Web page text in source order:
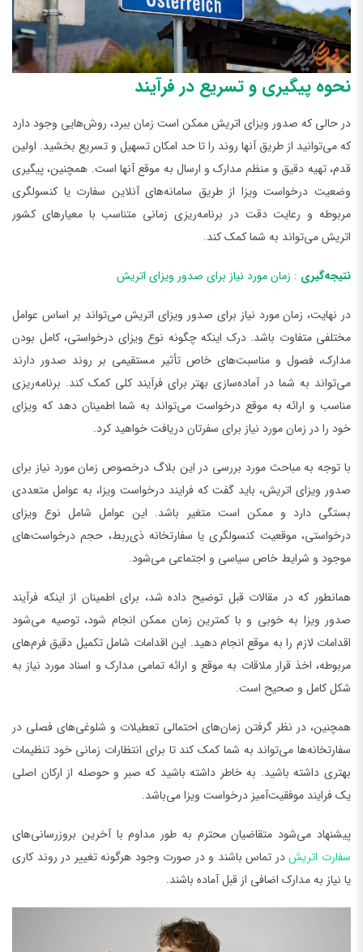
نحوه پیگیری و تسریع در فرآیند
در حالی که صدور ویزای اتریش ممکن است زمان ببرد، روش‌هایی وجود دارد
که می‌توانید از طریق آنها روند را تا حد امکان تسهیل و تسریع بخشید. اولین
قدم، تهیه دقیق و منظم مدارک و ارسال به موقع آنها است. همچنین، پیگیری
وضعیت درخواست ویزا از طریق سامانه‌های آنلاین سفارت یا کنسولگری
مربوطه و رعایت دقت در برنامه‌ریزی زمانی متناسب با معیارهای کشور
اتریش می‌تواند به شما کمک کند.
نتیجه‌گیری : زمان مورد نیاز برای صدور ویزای اتریش
در نهایت، زمان مورد نیاز برای صدور ویزای اتریش می‌تواند بر اساس عوامل
مختلفی متفاوت باشد. درک اینکه چگونه نوع ویزای درخواستی، کامل بودن
مدارک، فصول و مناسبت‌های خاص تأثیر مستقیمی بر روند صدور دارند
می‌تواند به شما در آماده‌سازی بهتر برای فرآیند کلی کمک کند. برنامه‌ریزی
مناسب و ارائه به موقع درخواست می‌تواند به شما اطمینان دهد که ویزای
خود را در زمان مورد نیاز برای سفرتان دریافت خواهید کرد.
با توجه به مباحث مورد بررسی در این بلاگ درخصوص زمان مورد نیاز برای
صدور ویزای اتریش، باید گفت که فرایند درخواست ویزا، به عوامل متعددی
بستگی دارد و ممکن است متغیر باشد. این عوامل شامل نوع ویزای
درخواستی، موقعیت کنسولگری یا سفارتخانه ذی‌ربط، حجم درخواست‌های
موجود و شرایط خاص سیاسی و اجتماعی می‌شود.
همانطور که در مقالات قبل توضیح داده شد، برای اطمینان از اینکه فرآیند
صدور ویزا به خوبی و با کمترین زمان ممکن انجام شود، توصیه می‌شود
اقدامات لازم را به موقع انجام دهید. این اقدامات شامل تکمیل دقیق فرم‌های
مربوطه، اخذ قرار ملاقات به موقع و ارائه تمامی مدارک و اسناد مورد نیاز به
شکل کامل و صحیح است.
همچنین، در نظر گرفتن زمان‌های احتمالی تعطیلات و شلوغی‌های فصلی در
سفارتخانه‌ها می‌تواند به شما کمک کند تا برای انتظارات زمانی خود تنظیمات
بهتری داشته باشید. به خاطر داشته باشید که صبر و حوصله از ارکان اصلی
یک فرایند موفقیت‌آمیز درخواست ویزا می‌باشد.
پیشنهاد می‌شود متقاضیان محترم به طور مداوم با آخرین بروزرسانی‌های
سفارت اتریشدر تماس باشند و در صورت وجود هرگونه تغییر در روند کاری
یا نیاز به مدارک اضافی از قبل آماده باشند.